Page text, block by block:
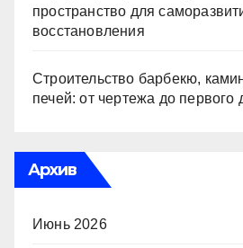
пространство для
восстановления
Строительство барбекю,
печей: от чертежа до первого
Архив
Июнь 2026